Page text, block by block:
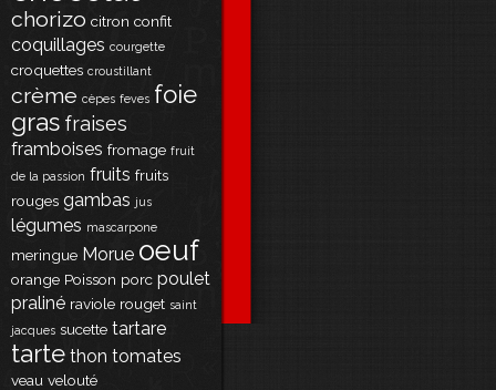
chorizo citron confit
coquillages courgette
croquettes croustillant
crème cèpes feves foie
gras fraises
framboises fromage fruit
de la passion fruits fruits
rouges gambas jus
légumes mascarpone
meringue Morue oeuf
orange Poisson porc poulet
praliné raviole rouget saint
jacques sucette tartare
tarte thon tomates
veau velouté